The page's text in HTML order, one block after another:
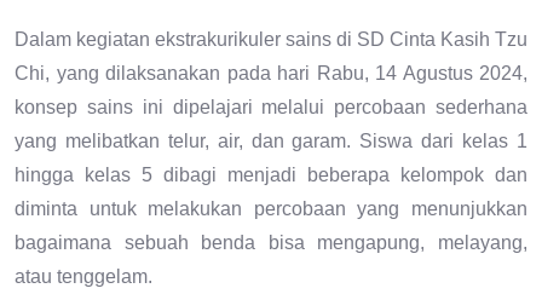
Dalam kegiatan ekstrakurikuler sains di SD Cinta Kasih Tzu
Chi, yang dilaksanakan pada hari Rabu, 14 Agustus 2024,
konsep sains ini dipelajari melalui percobaan sederhana
yang melibatkan telur, air, dan garam. Siswa dari kelas 1
hingga kelas 5 dibagi menjadi beberapa kelompok dan
diminta untuk melakukan percobaan yang menunjukkan
bagaimana sebuah benda bisa mengapung, melayang,
atau tenggelam.